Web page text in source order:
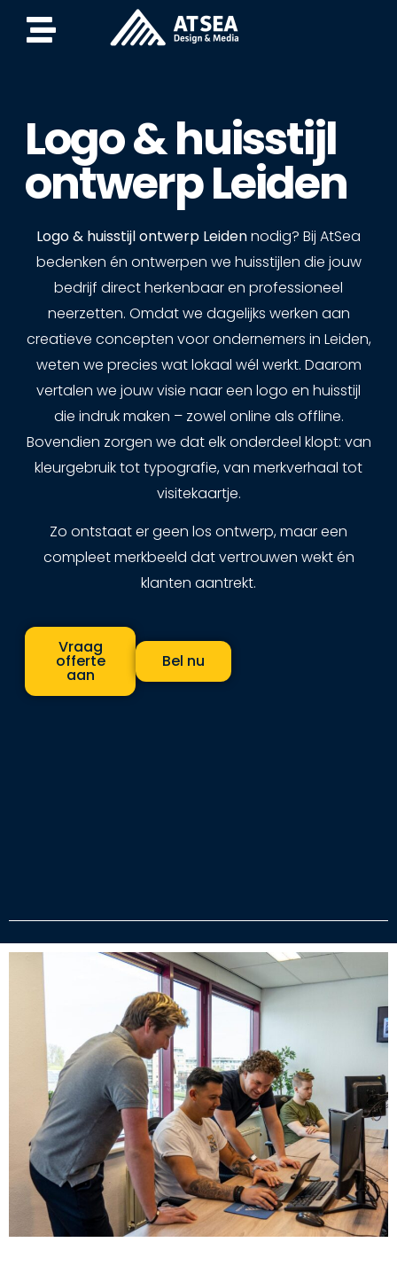
Logo & huisstijl
ontwerp Leiden
Logo & huisstijl ontwerp Leidennodig? Bij AtSea
bedenken én ontwerpen we huisstijlen die jouw
bedrijf direct herkenbaar en professioneel
neerzetten. Omdat we dagelijks werken aan
creatieve concepten voor ondernemers in Leiden,
weten we precies wat lokaal wél werkt. Daarom
vertalen we jouw visie naar een logo en huisstijl
die indruk maken – zowel online als offline.
Bovendien zorgen we dat elk onderdeel klopt: van
kleurgebruik tot typografie, van merkverhaal tot
visitekaartje.
Zo ontstaat er geen los ontwerp, maar een
compleet merkbeeld dat vertrouwen wekt én
klanten aantrekt.
Vraag
offerte
aan
Bel nu